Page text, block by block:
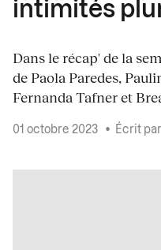
intimités
Dans le récap' de la
de Paola Paredes,
Fernanda Tafner et
01 octobre 2023 • Écrit par